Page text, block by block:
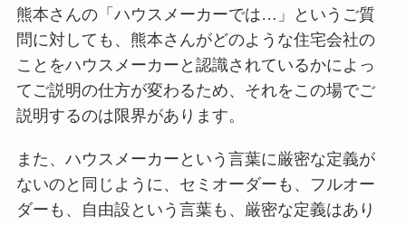
熊本さんの「ハウスメーカーでは…」というご質
問に対しても、熊本さんがどのような住宅会社の
ことをハウスメーカーと認識されているかによっ
てご説明の仕方が変わるため、それをこの場でご
説明するのは限界があります。
また、ハウスメーカーという言葉に厳密な定義が
ないのと同じように、セミオーダーも、フルオー
ダーも、自由設という言葉も、厳密な定義はあり